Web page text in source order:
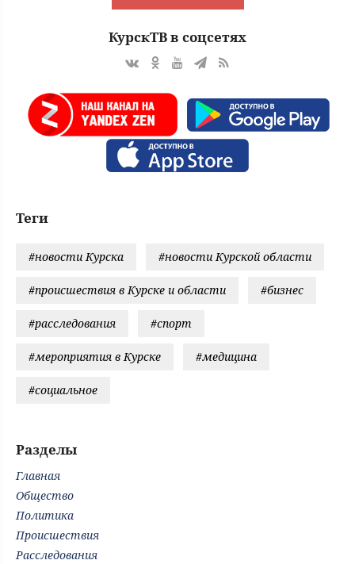
КурскТВ в соцсетях
Теги
#новости Курска #новости Курской области
#происшествия в Курске и области #бизнес
#расследования #спорт
#мероприятия в Курске #медицина
#социальное
Разделы
Главная
Общество
Политика
Происшествия
Расследования